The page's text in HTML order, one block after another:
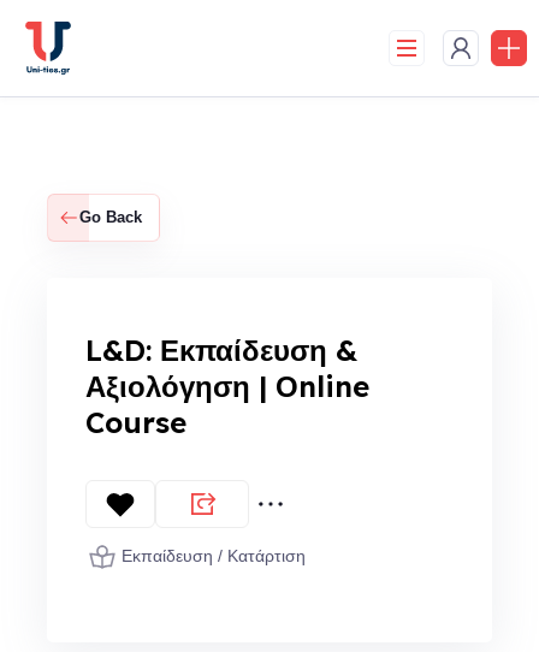
content
Go Back
L&D: Εκπαίδευση &
Αξιολόγηση | Οnline
Course
Εκπαίδευση / Κατάρτιση